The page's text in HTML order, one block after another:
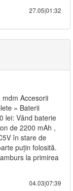
27.05|01:32
mdm Accesorii
» Baterii
lei: Vând baterie
de 2200 mAh ,
în stare de
puțin folosită.
la primirea
04.03|07:39